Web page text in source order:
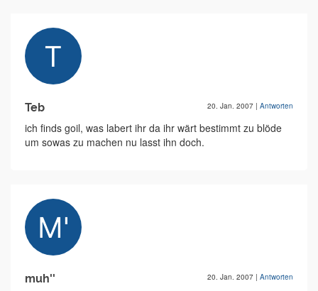
Teb 20. Jan. 2007 | Antworten
ich finds goil, was labert ihr da ihr wärt bestimmt zu blöde
um sowas zu machen nu lasst ihn doch.
muh'' 20. Jan. 2007 | Antworten